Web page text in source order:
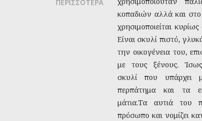
ΠΕΡΙΣΣΟΤΕΡΑ
κοπαδιών αλλά και
χρησιμοποιείται
Είναι σκυλί πιστό,
την οικογένεια του,
με τους ξένους.
σκυλί που υπάρχει
περπάτημα και τα
μάτια.Τα αυτιά του
πρόσωπο και νομίζει